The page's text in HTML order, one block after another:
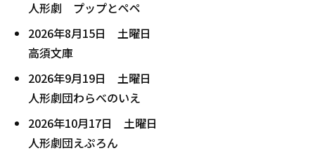
人形劇 プップとペペ
2026年8月15日 土曜日
高須文庫
2026年9月19日 土曜日
人形劇団わらべのいえ
2026年10月17日 土曜日
人形劇団えぷろん